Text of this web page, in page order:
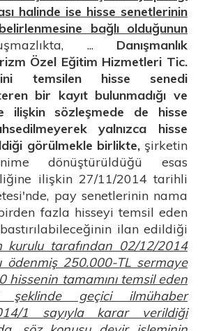
halinde ise hisse senetlerinin
bağlı olduğunun
... Danışmanlık
Özel Eğitim Hizmetleri Tic.
temsilen hisse senedi
bir kayıt bulunmadığı ve
ilişkin sözleşmede de hisse
yalnızca hisse
görülmekle birlikte,şirketin
dönüştürüldüğü esas
ilişkin 27/11/2014 tarihli
pay senetlerinin nama
fazla hisseyi temsil eden
ilan edildiği
kurulu tarafından 02/12/2014
ödenmiş 250.000-TL sermaye
hissenin tamamını temsil eden
geçici ilmühaber
1 sayıyla karar verildiği